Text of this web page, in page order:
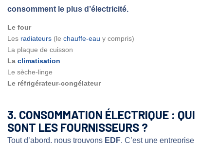
consomment le plus d’électricité.
Le four
Les radiateurs (le chauffe-eau y compris)
La plaque de cuisson
La climatisation
Le sèche-linge
Le réfrigérateur-congélateur
3. CONSOMMATION ÉLECTRIQUE : QUI
SONT LES FOURNISSEURS ?
Tout d’abord, nous trouvons EDF. C’est une entreprise